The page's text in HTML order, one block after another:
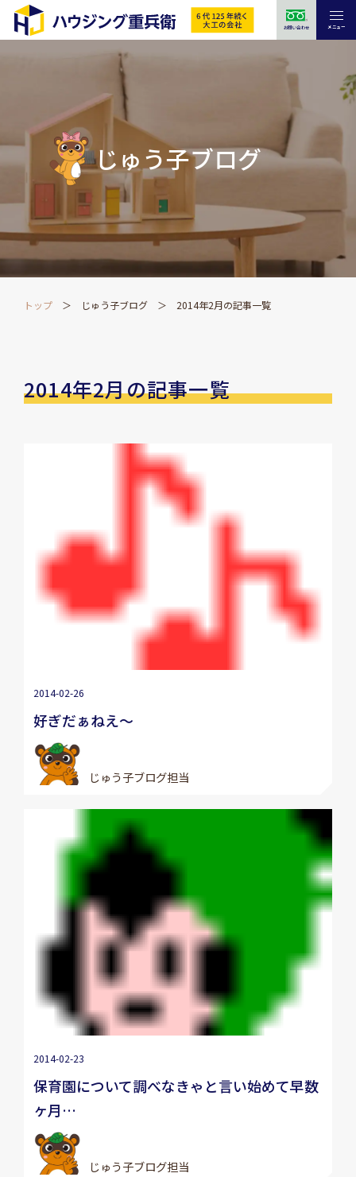
お問い合わせ メニュー
じゅう子ブログ
トップ じゅう子ブログ 2014年2月の記事一覧
2014年2月の記事一覧
2014-02-26
好ぎだぁねえ～
じゅう子ブログ担当
2014-02-23
保育園について調べなきゃと言い始めて早数
ヶ月…
じゅう子ブログ担当